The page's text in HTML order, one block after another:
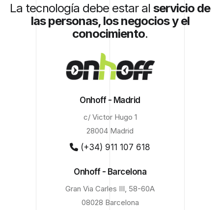
La tecnología debe estar al servicio de
las personas, los negocios y el
conocimiento.
Onhoff - Madrid
c/ Victor Hugo 1
28004 Madrid
(+34) 911 107 618
Onhoff - Barcelona
Gran Via Carles III, 58-60A
08028 Barcelona